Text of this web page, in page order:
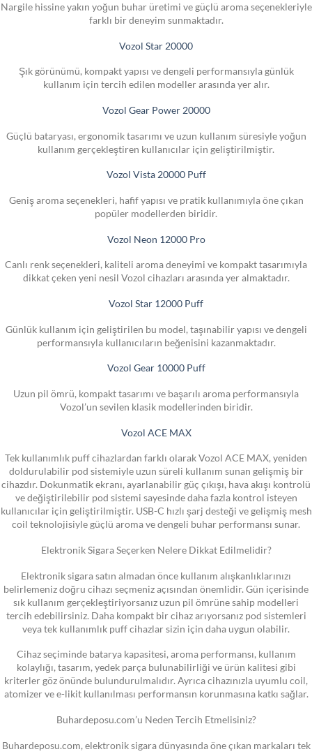
Nargile hissine yakın yoğun buhar üretimi ve güçlü aroma seçenekleriyle
farklı bir deneyim sunmaktadır.
Vozol Star 20000
Şık görünümü, kompakt yapısı ve dengeli performansıyla günlük
kullanım için tercih edilen modeller arasında yer alır.
Vozol Gear Power 20000
Güçlü bataryası, ergonomik tasarımı ve uzun kullanım süresiyle yoğun
kullanım gerçekleştiren kullanıcılar için geliştirilmiştir.
Vozol Vista 20000 Puff
Geniş aroma seçenekleri, hafif yapısı ve pratik kullanımıyla öne çıkan
popüler modellerden biridir.
Vozol Neon 12000 Pro
Canlı renk seçenekleri, kaliteli aroma deneyimi ve kompakt tasarımıyla
dikkat çeken yeni nesil Vozol cihazları arasında yer almaktadır.
Vozol Star 12000 Puff
Günlük kullanım için geliştirilen bu model, taşınabilir yapısı ve dengeli
performansıyla kullanıcıların beğenisini kazanmaktadır.
Vozol Gear 10000 Puff
Uzun pil ömrü, kompakt tasarımı ve başarılı aroma performansıyla
Vozol’un sevilen klasik modellerinden biridir.
Vozol ACE MAX
Tek kullanımlık puff cihazlardan farklı olarak Vozol ACE MAX, yeniden
doldurulabilir pod sistemiyle uzun süreli kullanım sunan gelişmiş bir
cihazdır. Dokunmatik ekranı, ayarlanabilir güç çıkışı, hava akışı kontrolü
ve değiştirilebilir pod sistemi sayesinde daha fazla kontrol isteyen
kullanıcılar için geliştirilmiştir. USB-C hızlı şarj desteği ve gelişmiş mesh
coil teknolojisiyle güçlü aroma ve dengeli buhar performansı sunar.
Elektronik Sigara Seçerken Nelere Dikkat Edilmelidir?
Elektronik sigara satın almadan önce kullanım alışkanlıklarınızı
belirlemeniz doğru cihazı seçmeniz açısından önemlidir. Gün içerisinde
sık kullanım gerçekleştiriyorsanız uzun pil ömrüne sahip modelleri
tercih edebilirsiniz. Daha kompakt bir cihaz arıyorsanız pod sistemleri
veya tek kullanımlık puff cihazlar sizin için daha uygun olabilir.
Cihaz seçiminde batarya kapasitesi, aroma performansı, kullanım
kolaylığı, tasarım, yedek parça bulunabilirliği ve ürün kalitesi gibi
kriterler göz önünde bulundurulmalıdır. Ayrıca cihazınızla uyumlu coil,
atomizer ve e-likit kullanılması performansın korunmasına katkı sağlar.
Buhardeposu.com’u Neden Tercih Etmelisiniz?
Buhardeposu.com, elektronik sigara dünyasında öne çıkan markaları tek